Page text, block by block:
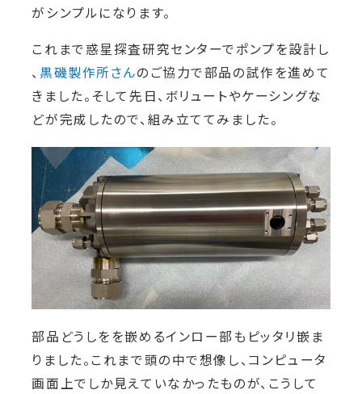
がシンプルになります。
これまで惑星探査研究センターでポンプを設計し
、 黒磯製作所さんのご協力で部品の試作を進めて
きました。そして先日、ボリュートやケーシングな
どが完成したので、組み立ててみました。
部品どうしをを嵌めるインロー部もピッタリ嵌ま
りました。これまで頭の中で想像し、コンピュータ
画面上でしか見えていなかったものが、こうして